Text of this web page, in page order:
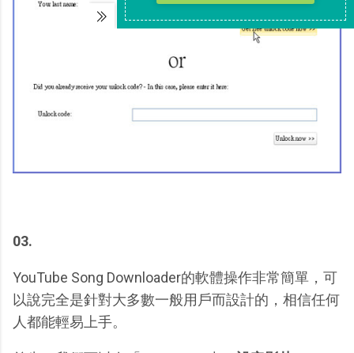
03.
YouTube Song Downloader的軟體操作非常簡單，可
以說完全是針對大多數一般用戶而設計的，相信任何
人都能輕易上手。